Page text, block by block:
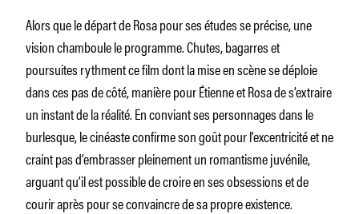
Alors que le départ de Rosa pour ses études se précise, une
vision chamboule le programme. Chutes, bagarres et
poursuites rythment ce film dont la mise en scène se déploie
dans ces pas de côté, manière pour Étienne et Rosa de s’extraire
un instant de la réalité. En conviant ses personnages dans le
burlesque, le cinéaste confirme son goût pour l’excentricité et ne
craint pas d’embrasser pleinement un romantisme juvénile,
arguant qu’il est possible de croire en ses obsessions et de
courir après pour se convaincre de sa propre existence.